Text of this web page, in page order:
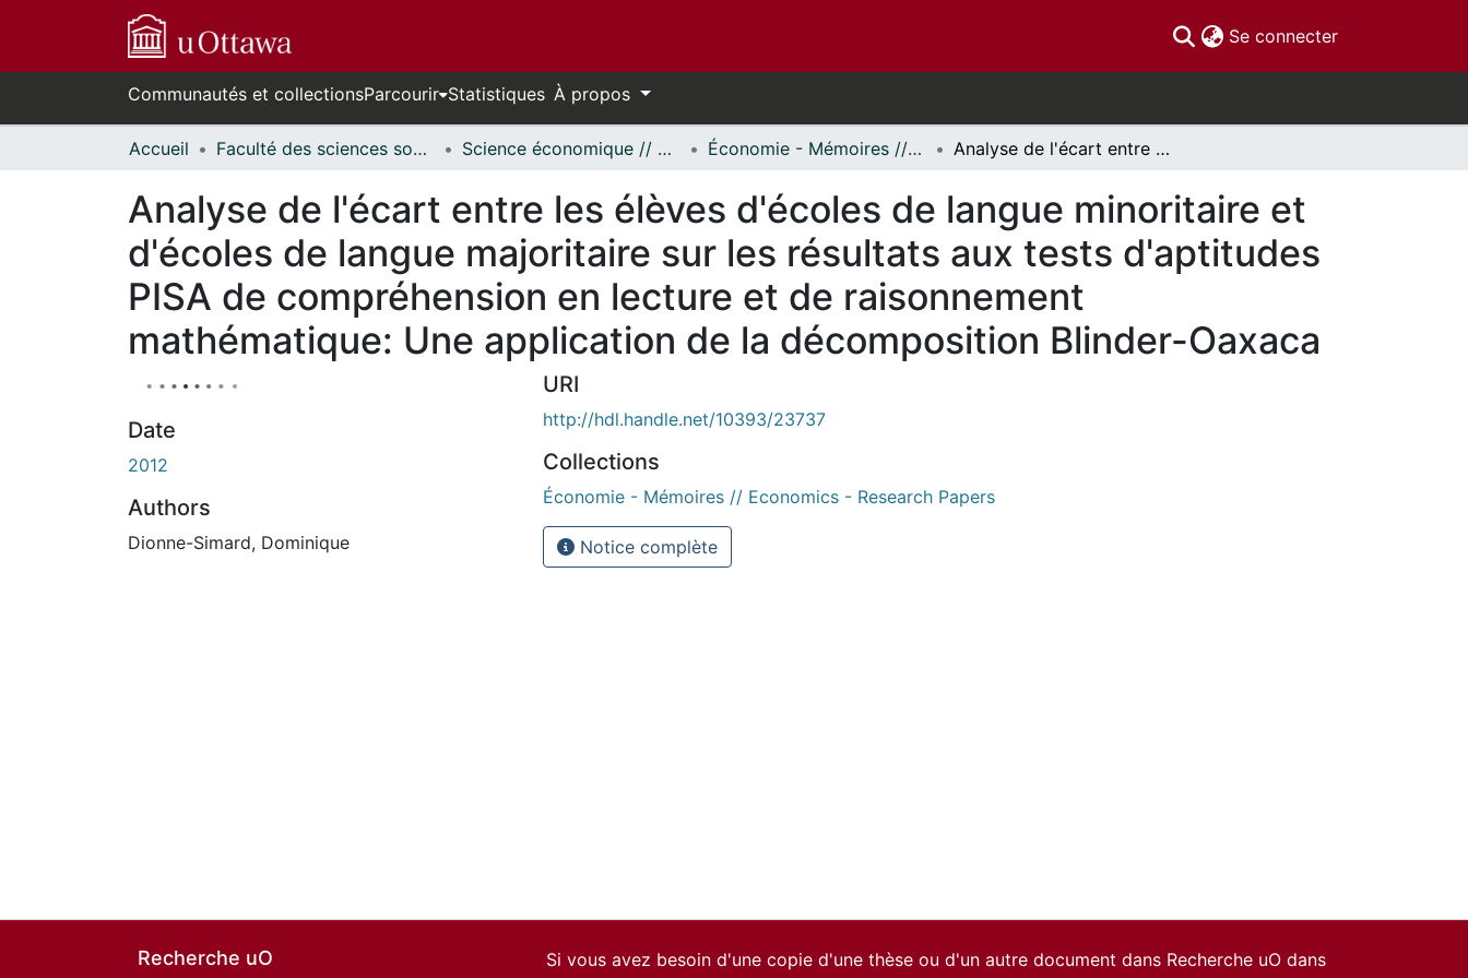
Se connecter(current)
Communautés et collectionsParcourir Statistiques À propos
Accueil Faculté des sciences sociales // Faculty of Social Sciences Science économique // Economics Économie - Mémoires // Economics - Research Papers Analyse de l'écart entre les élèves d'écoles de langue minoritaire et d'écoles de langue majoritaire sur les résultats aux tests d'aptitudes PISA de compréhension en lecture et de raisonnement mathématique: Une application de la décomposition Blinder-Oaxaca
Analyse de l'écart entre les élèves d'écoles de langue minoritaire et
d'écoles de langue majoritaire sur les résultats aux tests d'aptitudes
PISA de compréhension en lecture et de raisonnement
mathématique: Une application de la décomposition Blinder-Oaxaca
Date
2012
Authors
Dionne-Simard, Dominique
URI
http://hdl.handle.net/10393/23737
Collections
Économie - Mémoires // Economics - Research Papers
Notice complète
Recherche uO
Si vous avez besoin d'une copie d'une thèse ou d'un autre document dans Recherche uO dans